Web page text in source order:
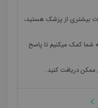
بیشتری از پزشک هستید،
شما کمک میکنیم تا پاسخ
دریافت کنید.